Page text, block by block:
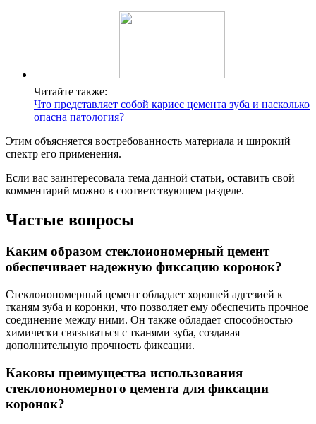
Читайте также:
Что представляет собой кариес цемента зуба и насколько
опасна патология?
Этим объясняется востребованность материала и широкий
спектр его применения.
Если вас заинтересовала тема данной статьи, оставить свой
комментарий можно в соответствующем разделе.
Частые вопросы
Каким образом стеклоиономерный цемент
обеспечивает надежную фиксацию коронок?
Стеклоиономерный цемент обладает хорошей адгезией к
тканям зуба и коронки, что позволяет ему обеспечить прочное
соединение между ними. Он также обладает способностью
химически связываться с тканями зуба, создавая
дополнительную прочность фиксации.
Каковы преимущества использования
стеклоиономерного цемента для фиксации
коронок?